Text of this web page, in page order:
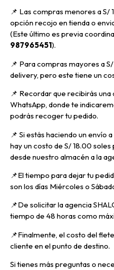
📌 Las compras menores a S/
opción recojo en tienda o
(Este último es previa
987965451).
📌 Para compras mayores a
delivery, pero este tiene un
📌 Recordar que recibirás
WhatsApp, donde te
podrás recoger tu pedido.
📌 Si estás haciendo un envío
hay un costo de S/ 18.00
desde nuestro almacén a la
📌El tiempo para dejar tu
son los días Miércoles o
📌De solicitar la agencia
tiempo de 48 horas como
📌Finalmente, el costo del
cliente en el punto de destino.
Si tienes más preguntas o